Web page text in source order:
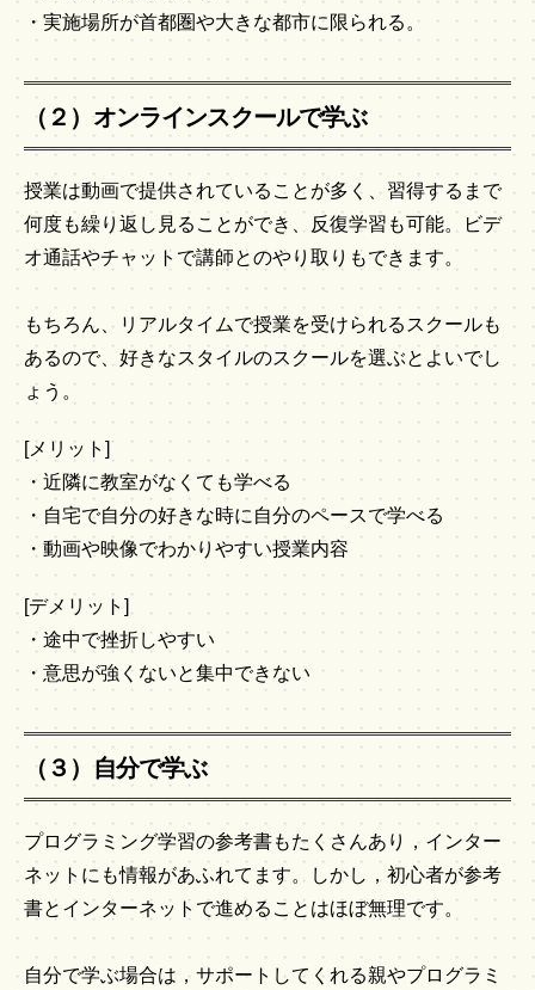
・実施場所が首都圏や大きな都市に限られる。
（２）オンラインスクールで学ぶ
授業は動画で提供されていることが多く、習得するまで
何度も繰り返し見ることができ、反復学習も可能。ビデ
オ通話やチャットで講師とのやり取りもできます。
もちろん、リアルタイムで授業を受けられるスクールも
あるので、好きなスタイルのスクールを選ぶとよいでし
ょう。
[メリット]
・近隣に教室がなくても学べる
・自宅で自分の好きな時に自分のペースで学べる
・動画や映像でわかりやすい授業内容
[デメリット]
・途中で挫折しやすい
・意思が強くないと集中できない
（３）自分で学ぶ
プログラミング学習の参考書もたくさんあり，インター
ネットにも情報があふれてます。しかし，初心者が参考
書とインターネットで進めることはほぼ無理です。
自分で学ぶ場合は，サポートしてくれる親やプログラミ